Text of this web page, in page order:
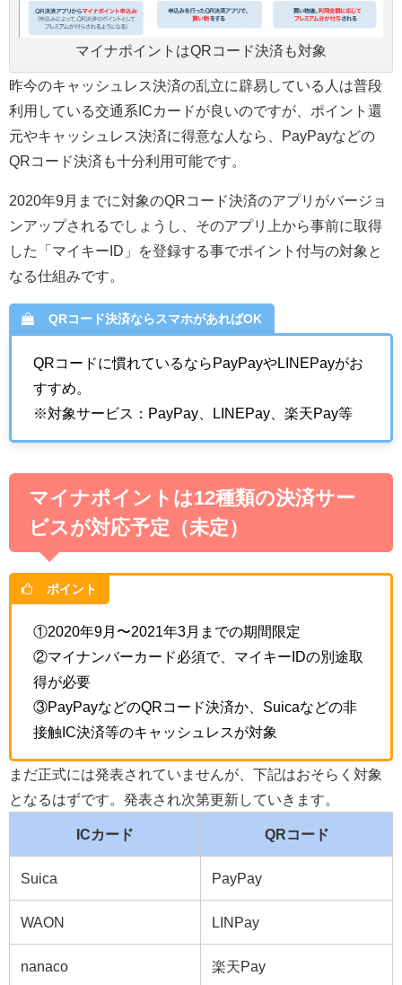
マイナポイントはQRコード決済も対象
昨今のキャッシュレス決済の乱立に辟易している人は普段
利用している交通系ICカードが良いのですが、ポイント還
元やキャッシュレス決済に得意な人なら、PayPayなどの
QRコード決済も十分利用可能です。
2020年9月までに対象のQRコード決済のアプリがバージョ
ンアップされるでしょうし、そのアプリ上から事前に取得
した「マイキーID」を登録する事でポイント付与の対象と
なる仕組みです。
QRコード決済ならスマホがあればOK
QRコードに慣れているならPayPayやLINEPayがお
すすめ。
※対象サービス：PayPay、LINEPay、楽天Pay等
マイナポイントは12種類の決済サー
ビスが対応予定（未定）
ポイント
①2020年9月〜2021年3月までの期間限定
②マイナンバーカード必須で、マイキーIDの別途取
得が必要
③PayPayなどのQRコード決済か、Suicaなどの非
接触IC決済等のキャッシュレスが対象
まだ正式には発表されていませんが、下記はおそらく対象
となるはずです。発表され次第更新していきます。
ICカード QRコード
Suica PayPay
WAON LINPay
nanaco 楽天Pay